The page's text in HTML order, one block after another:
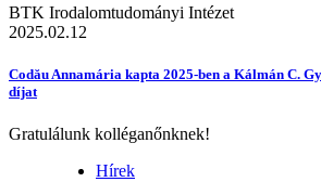
BTK Irodalomtudományi Intézet
2025.02.12
Codău Annamária kapta 2025-ben a Kálmán C.
díjat
Gratulálunk kolléganőnknek!
Hírek